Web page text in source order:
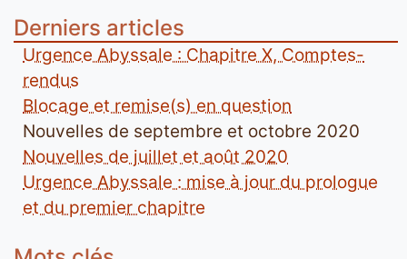
Derniers articles
Urgence Abyssale : Chapitre X, Comptes-
rendus
Blocage et remise(s) en question
Nouvelles de septembre et octobre 2020
Nouvelles de juillet et août 2020
Urgence Abyssale : mise à jour du prologue
et du premier chapitre